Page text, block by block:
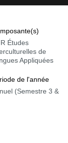
Études
de
Appliquées
de l'année
(Semestre 3 &